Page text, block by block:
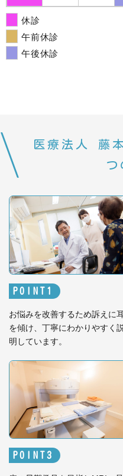
休診
午前休診
午後休診
医療法人 藤
つ
POINT
お悩みを改善するため訴えに
を傾け、丁寧にわかりやすく説
明しています。
POINT